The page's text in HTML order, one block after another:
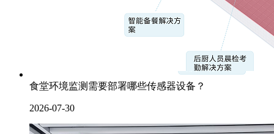
食堂环境监测需要部署哪些传感器设备？
2026-07-30